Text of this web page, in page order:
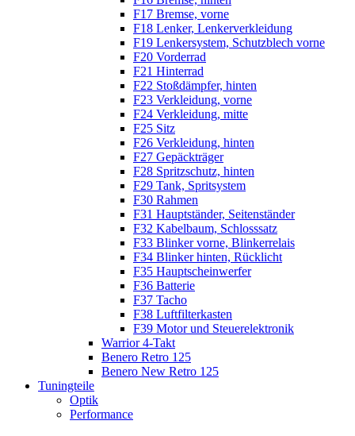
F17 Bremse, vorne
F18 Lenker, Lenkerverkleidung
F19 Lenkersystem, Schutzblech vorne
F20 Vorderrad
F21 Hinterrad
F22 Stoßdämpfer, hinten
F23 Verkleidung, vorne
F24 Verkleidung, mitte
F25 Sitz
F26 Verkleidung, hinten
F27 Gepäckträger
F28 Spritzschutz, hinten
F29 Tank, Spritsystem
F30 Rahmen
F31 Hauptständer, Seitenständer
F32 Kabelbaum, Schlosssatz
F33 Blinker vorne, Blinkerrelais
F34 Blinker hinten, Rücklicht
F35 Hauptscheinwerfer
F36 Batterie
F37 Tacho
F38 Luftfilterkasten
F39 Motor und Steuerelektronik
Warrior 4-Takt
Benero Retro 125
Benero New Retro 125
Tuningteile
Optik
Performance